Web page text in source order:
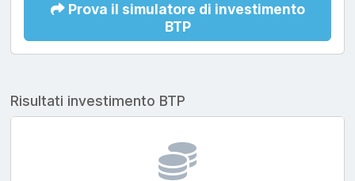
Prova il simulatore di investimento
BTP
Risultati investimento BTP